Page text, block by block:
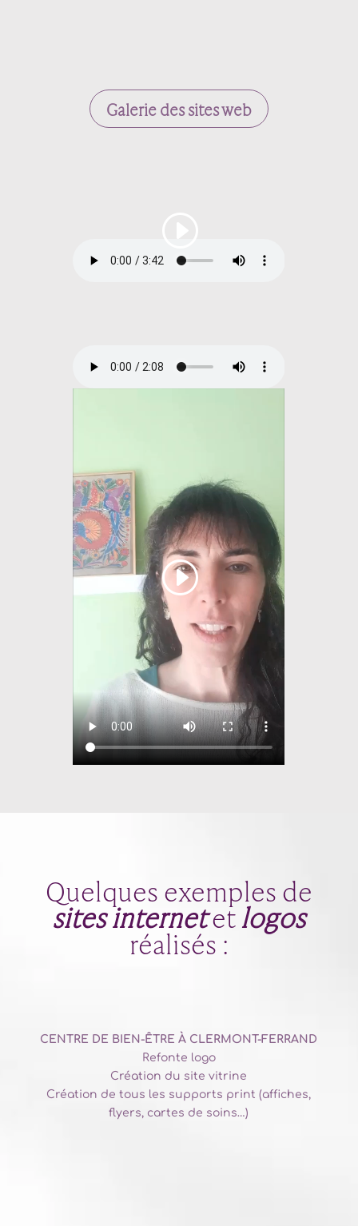
Galerie des sites web
Quelques exemples de
sites internetetlogos
réalisés :
CENTRE DE BIEN-ÊTREÀ CLERMONT-FERRAND
Refonte logo
Création du site vitrine
Création de tous les supports print (affiches,
flyers, cartes de soins…)